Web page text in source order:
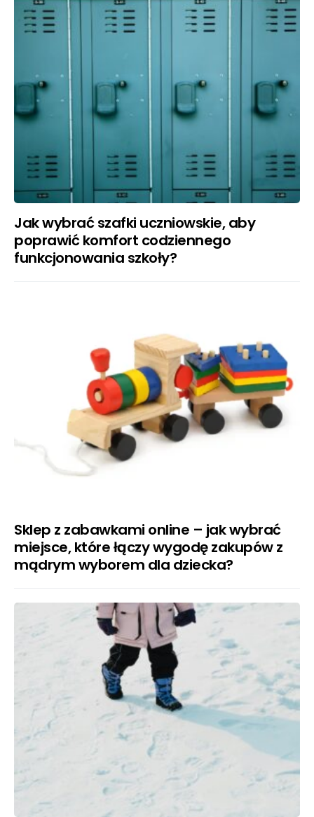
Jak wybrać szafki uczniowskie, aby
poprawić komfort codziennego
funkcjonowania szkoły?
Sklep z zabawkami online – jak wybrać
miejsce, które łączy wygodę zakupów z
mądrym wyborem dla dziecka?